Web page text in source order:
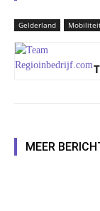
Gelderland
MEER